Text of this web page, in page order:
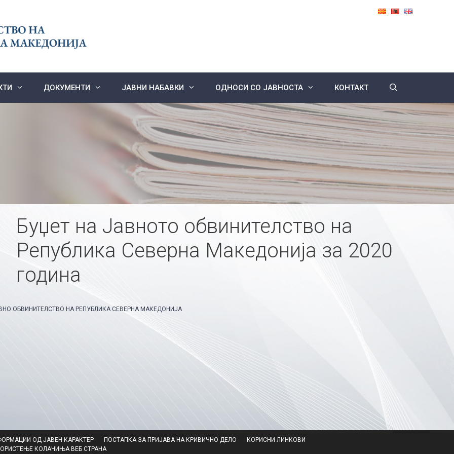
ДОКУМЕНТИ ЈАВНИ НАБАВКИ ОДНОСИ СО ЈАВНОСТА КОНТАКТ
Буџет на Јавното обвинителство на
Република Северна Македонија за 2020
година
ОБВИНИТЕЛСТВО НА РЕПУБЛИКА СЕВЕРНА МАКЕДОНИЈА
ОД ЈАВЕН КАРАКТЕР ПОСТАПКА ЗА ПРИЈАВА НА КРИВИЧНО ДЕЛО
КОРИСНИ ЛИНКОВИ
КОЛАЧИЊА ВЕБ СТРАНА